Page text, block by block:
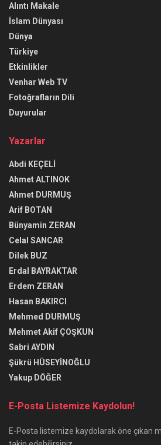
Alıntı Makale
İslam Dünyası
Dünya
Türkiye
Etkinlikler
Venhar Web TV
Fotoğrafların Dili
Duyurular
Yazarlar
Abdi KEÇELİ
Ahmet ALTINOK
Ahmet DURMUŞ
Arif BOTAN
Bünyamin ZERAN
Celal SANCAR
Dilek BUZ
Erdal BAYRAKTAR
Erdem ZERAN
Hasan BAKIRCI
Mehmed DURMUŞ
Mehmet Akif ÇOŞKUN
Sabri AYDIN
Şükrü HÜSEYİNOĞLU
Yakup DÖĞER
E-Posta Listemize Kaydolun!
E-Posta listemize kaydolarak öne çıkan